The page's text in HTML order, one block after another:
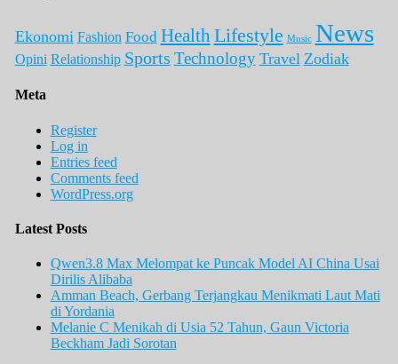
Ekonomi Fashion Food Health Lifestyle Music News
Opini Relationship Sports Technology Travel Zodiak
Meta
Register
Log in
Entries feed
Comments feed
WordPress.org
Latest Posts
Qwen3.8 Max Melompat ke Puncak Model AI China Usai
Dirilis Alibaba
Amman Beach, Gerbang Terjangkau Menikmati Laut Mati
di Yordania
Melanie C Menikah di Usia 52 Tahun, Gaun Victoria
Beckham Jadi Sorotan